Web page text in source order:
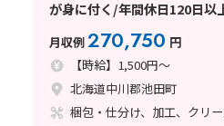
が身に付く/年間休日120日以
月収例270,750 円
【時給】1,500円～
北海道中川郡池田町
梱包・仕分け、加工、クリ